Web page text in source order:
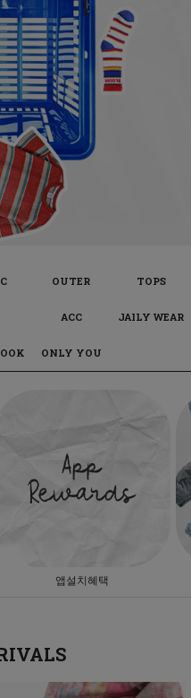
OUTER TOPS
ACC JAILY WEAR
ONLY YOU
앱설치혜택